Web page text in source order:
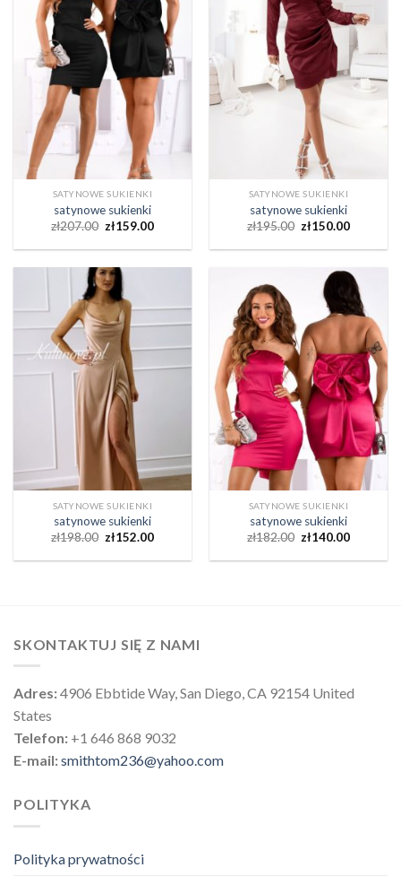
SATYNOWE SUKIENKI
satynowe sukienki
zł207.00 zł159.00
SATYNOWE SUKIENKI
satynowe sukienki
zł195.00 zł150.00
SATYNOWE SUKIENKI
satynowe sukienki
zł198.00 zł152.00
SATYNOWE SUKIENKI
satynowe sukienki
zł182.00 zł140.00
SKONTAKTUJ SIĘ Z NAMI
Adres:4906 Ebbtide Way, San Diego, CA 92154 United
States
Telefon: +1 646 868 9032
E-mail:smithtom236@yahoo.com
POLITYKA
Polityka prywatności